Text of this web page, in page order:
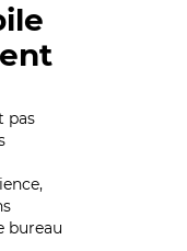
pas
bureau